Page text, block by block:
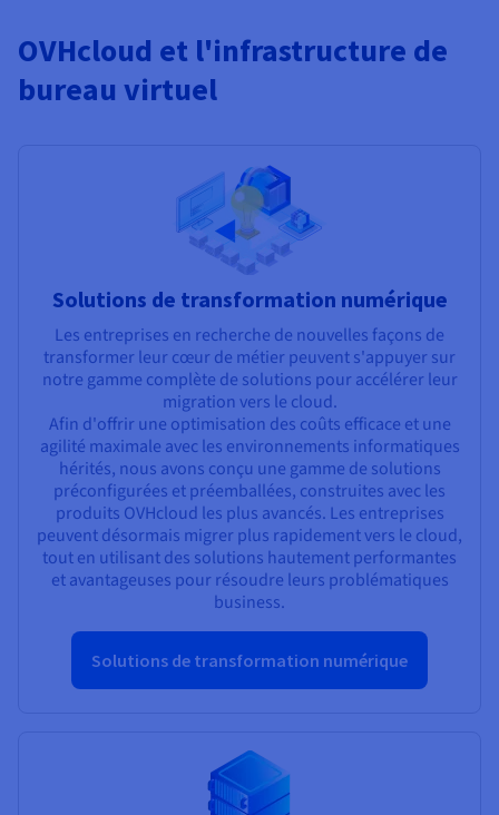
OVHcloud et l'infrastructure de
bureau virtuel
Solutions de transformation numérique
Les entreprises en recherche de nouvelles façons de
transformer leur cœur de métier peuvent s'appuyer sur
notre gamme complète de solutions pour accélérer leur
migration vers le cloud.
Afin d'offrir une optimisation des coûts efficace et une
agilité maximale avec les environnements informatiques
hérités, nous avons conçu une gamme de solutions
préconfigurées et préemballées, construites avec les
produits OVHcloud les plus avancés. Les entreprises
peuvent désormais migrer plus rapidement vers le cloud,
tout en utilisant des solutions hautement performantes
et avantageuses pour résoudre leurs problématiques
business.
Solutions de transformation numérique